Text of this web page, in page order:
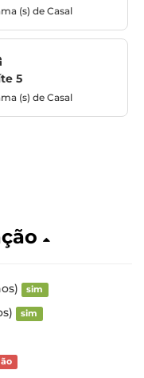
(s) de Casal
5
(s) de Casal
sim
sim